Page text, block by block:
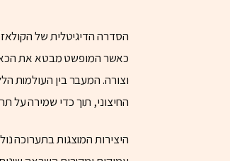
הסדרה הדיגיטלית של
כאשר המופשט מבטא את
וצורה. המעבר בין העולמות
החיצוני, תוך כדי שמירה על
היצירות המוצגות בתערוכה